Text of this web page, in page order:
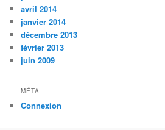
avril 2014
janvier 2014
décembre 2013
février 2013
juin 2009
MÉTA
Connexion